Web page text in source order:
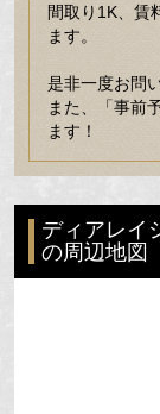
間取り1K、賃
ます。
是非一度お問
また、「事前
ます！
ディアレイ
の周辺地図